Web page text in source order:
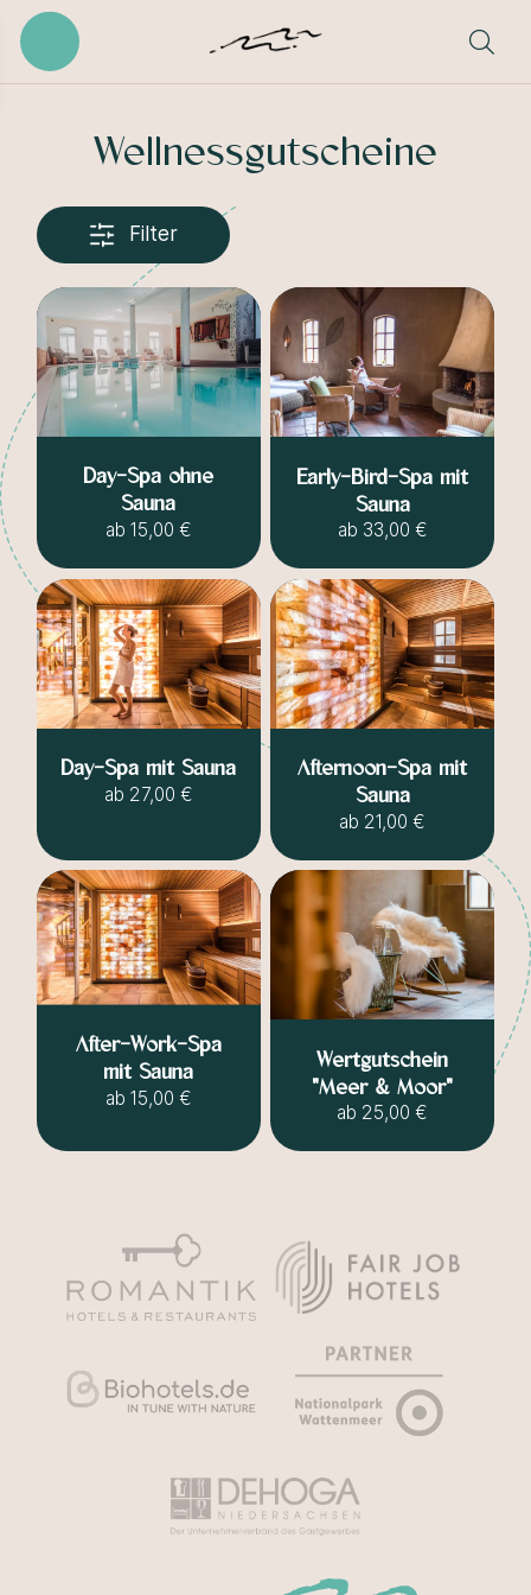
Wellnessgutscheine
Filter
Day-Spa ohne
Sauna
ab 15,00 €
Early-Bird-Spa mit
Sauna
ab 33,00 €
Day-Spa mit Sauna
ab 27,00 €
Afternoon-Spa mit
Sauna
ab 21,00 €
After-Work-Spa
mit Sauna
ab 15,00 €
Wertgutschein
"Meer & Moor"
ab 25,00 €